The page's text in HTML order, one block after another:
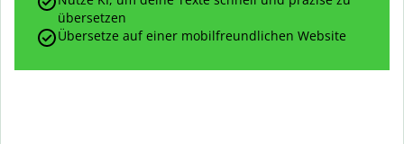
übersetzen
Übersetze auf einer mobilfreundlichen Website